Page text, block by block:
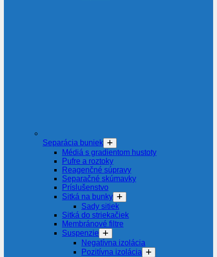
Separácia buniek
Médiá s gradientom hustoty
Pufre a roztoky
Reagenčné súpravy
Separačné skúmavky
Príslušenstvo
Sitká na bunky
Sady sitiek
Sitká do striekačiek
Membránové filtre
Suspenzie
Negatívna izolácia
Pozitívna izolácia